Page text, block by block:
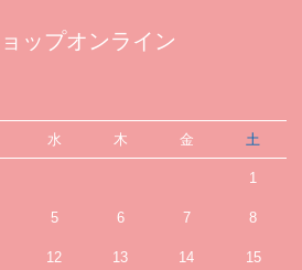
ップオンライン
水 木 金 土
1
5 6 7 8
12 13 14 15